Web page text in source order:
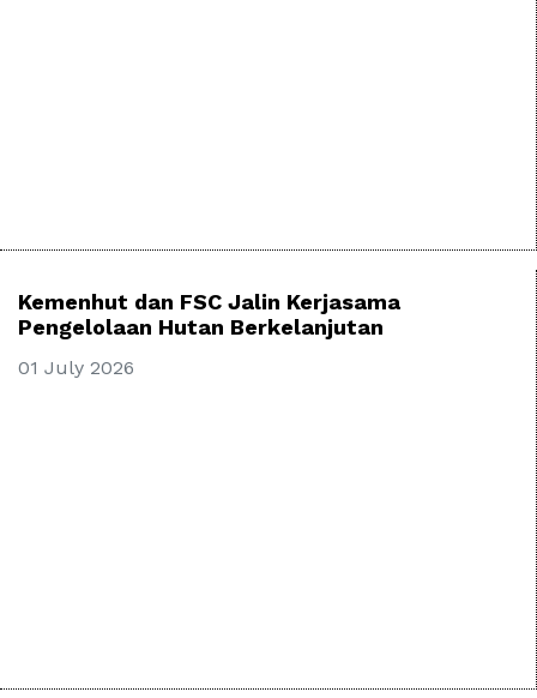
Kemenhut dan FSC Jalin Kerjasama
Pengelolaan Hutan Berkelanjutan
01 July 2026